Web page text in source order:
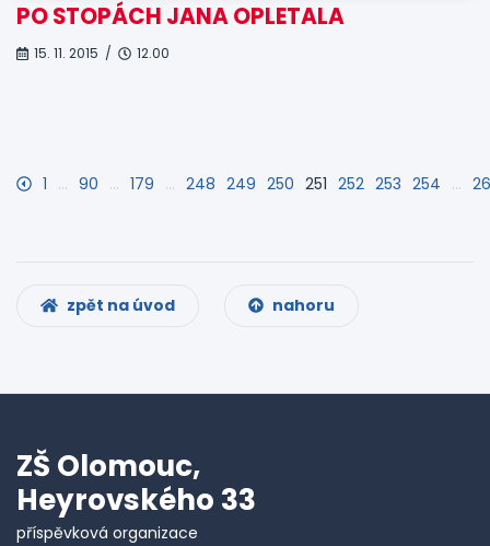
PO STOPÁCH JANA OPLETALA
15. 11. 2015 / 12.00
1 … 90 … 179 … 248 249 250 251 252 253 254 …
zpět na úvod nahoru
ZŠ Olomouc,
Heyrovského 33
příspěvková organizace